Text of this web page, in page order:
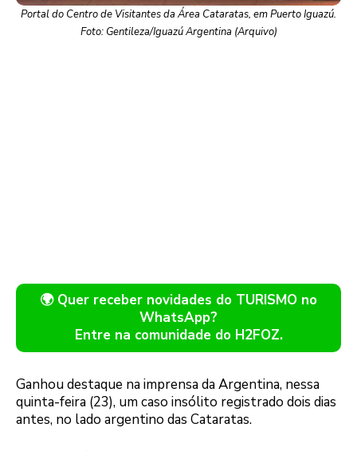
Portal do Centro de Visitantes da Área Cataratas, em Puerto Iguazú.
Foto: Gentileza/Iguazú Argentina (Arquivo)
🌍 Quer receber novidades do TURISMO no
WhatsApp?
Entre na comunidade do H2FOZ.
Ganhou destaque na imprensa da Argentina, nessa
quinta-feira (23), um caso insólito registrado dois dias
antes, no lado argentino das Cataratas.